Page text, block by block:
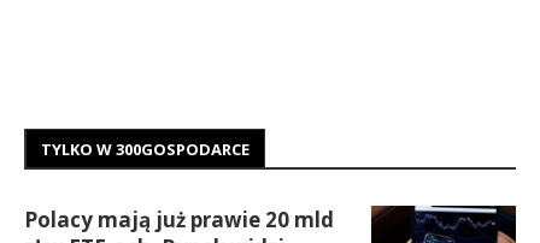
TYLKO W 300GOSPODARCE
Polacy mają już prawie 20 mld